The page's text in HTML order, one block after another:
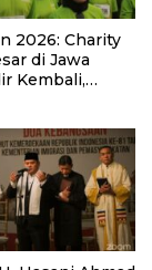
2026: Charity
di Jawa
Kembali,
Guru Honorer